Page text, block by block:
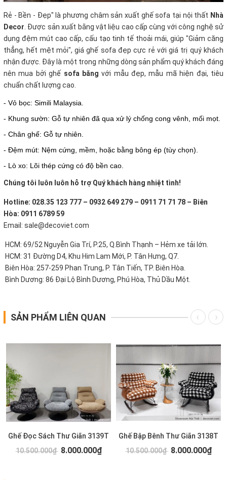
Rẻ - Bền - Đẹp" là phương châm sản xuất ghế sofa tại nội thất Nhà
Decor . Được sản xuất bằng vật liệu cao cấp cùng với công nghệ sử
dụng đệm mút cao cấp, cấu tạo tinh tế thoải mái, giúp "Giảm căng
thẳng, hết mệt mỏi", giá ghế sofa đẹp cực rẻ với giá trị quý khách
nhận được. Đây là một trong những dòng sản phẩm quý khách đáng
nên mua bởi ghế sofa băng với mẫu đẹp, mẫu mã hiện đại, tiêu
chuẩn chất lượng cao.
- Vỏ bọc: Simili Malaysia.
- Khung sườn: Gỗ tự nhiên đã qua xử lý chống cong vênh, mối mọt.
- Chân ghế: Gỗ tự nhiên.
- Đệm mút: Nệm cứng, mềm, hoặc bằng bông ép (tùy chọn).
- Lò xo: Lõi thép cứng có độ bền cao.
Chúng tôi luôn luôn hỗ trợ Quý khách hàng nhiệt tình!
Hotline: 028.35 123 777 – 0932 649 279 – 0911 71 71 78 – Biên
Hòa: 0911 6789 59
Email: sale@decoviet.com
HCM: 69/52 Nguyễn Gia Trí, P.25, Q.Bình Thạnh – Hẻm xe tải lớn.
HCM: 31 Đường D4, Khu Him Lam Mới, P. Tân Hưng, Q7.
Biên Hòa: 257-259 Phan Trung, P. Tân Tiến, TP. Biên Hòa.
Bình Dương: 86 Đại Lộ Bình Dương, Phú Hòa, Thủ Dầu Một.
SẢN PHẨM LIÊN QUAN
Ghế Đọc Sách Thư Giãn 3139T
10.500.000₫ 8.000.000₫
Ghế Bập Bênh Thư Giãn 3138T
10.500.000₫ 8.000.000₫